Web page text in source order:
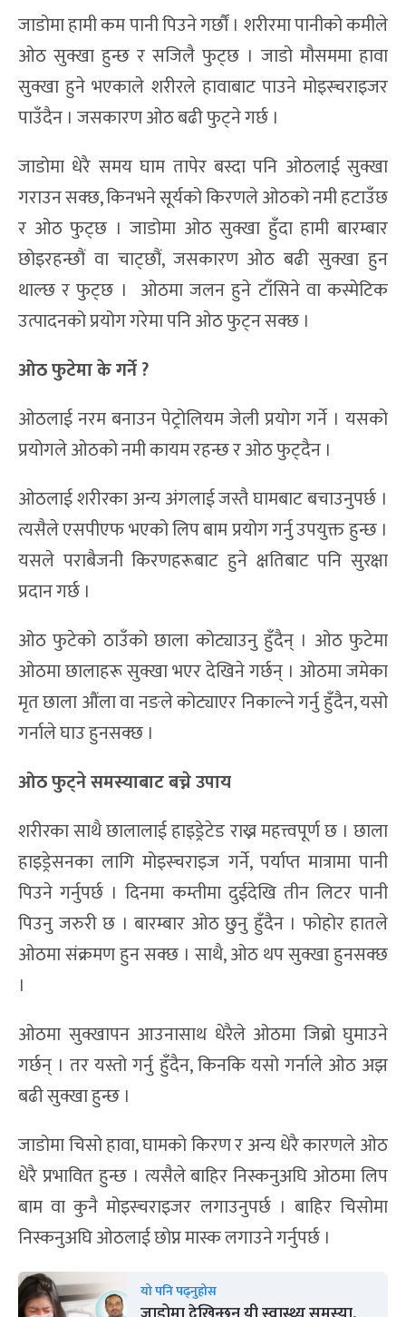
जाडोमा हामी कम पानी पिउने गर्छौं । शरीरमा पानीको कमीले
ओठ सुक्खा हुन्छ र सजिलै फुट्छ । जाडो मौसममा हावा
सुक्खा हुने भएकाले शरीरले हावाबाट पाउने मोइस्चराइजर
पाउँदैन । जसकारण ओठ बढी फुट्ने गर्छ ।
जाडोमा धेरै समय घाम तापेर बस्दा पनि ओठलाई सुक्खा
गराउन सक्छ, किनभने सूर्यको किरणले ओठको नमी हटाउँछ
र ओठ फुट्छ । जाडोमा ओठ सुक्खा हुँदा हामी बारम्बार
छोइरहन्छौं वा चाट्छौं, जसकारण ओठ बढी सुक्खा हुन
थाल्छ र फुट्छ । ओठमा जलन हुने टाँसिने वा कस्मेटिक
उत्पादनको प्रयोग गरेमा पनि ओठ फुट्न सक्छ ।
ओठ फुटेमा के गर्ने?
ओठलाई नरम बनाउन पेट्रोलियम जेली प्रयोग गर्ने । यसको
प्रयोगले ओठको नमी कायम रहन्छ र ओठ फुट्दैन ।
ओठलाई शरीरका अन्य अंगलाई जस्तै घामबाट बचाउनुपर्छ ।
त्यसैले एसपीएफ भएको लिप बाम प्रयोग गर्नु उपयुक्त हुन्छ ।
यसले पराबैजनी किरणहरूबाट हुने क्षतिबाट पनि सुरक्षा
प्रदान गर्छ ।
ओठ फुटेको ठाउँको छाला कोट्याउनु हुँदैन् । ओठ फुटेमा
ओठमा छालाहरू सुक्खा भएर देखिने गर्छन् । ओठमा जमेका
मृत छाला औंला वा नङले कोट्याएर निकाल्ने गर्नु हुँदैन, यसो
गर्नाले घाउ हुनसक्छ ।
ओठ फुट्ने समस्याबाट बच्ने उपाय
शरीरका साथै छालालाई हाइड्रेटेड राख्न महत्त्वपूर्ण छ । छाला
हाइड्रेसनका लागि मोइस्चराइज गर्ने, पर्याप्त मात्रामा पानी
पिउने गर्नुपर्छ । दिनमा कम्तीमा दुईदेखि तीन लिटर पानी
पिउनु जरुरी छ । बारम्बार ओठ छुनु हुँदैन । फोहोर हातले
ओठमा संक्रमण हुन सक्छ । साथै, ओठ थप सुक्खा हुनसक्छ
।
ओठमा सुक्खापन आउनासाथ धेरैले ओठमा जिब्रो घुमाउने
गर्छन् । तर यस्तो गर्नु हुँदैन, किनकि यसो गर्नाले ओठ अझ
बढी सुक्खा हुन्छ ।
जाडोमा चिसो हावा, घामको किरण र अन्य धेरै कारणले ओठ
धेरै प्रभावित हुन्छ । त्यसैले बाहिर निस्कनुअघि ओठमा लिप
बाम वा कुनै मोइस्चराइजर लगाउनुपर्छ । बाहिर चिसोमा
निस्कनुअघि ओठलाई छोप्न मास्क लगाउने गर्नुपर्छ ।
यो पनि पढ्नुहोस